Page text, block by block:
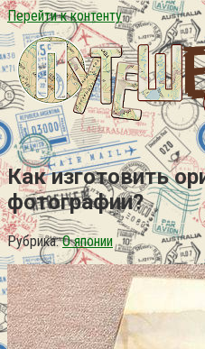
Перейти к контенту
Как изготовить
фотографии?
Рубрика: О японии